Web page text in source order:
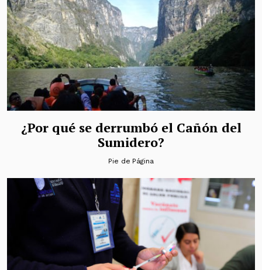
¿Por qué se derrumbó el Cañón del
Sumidero?
Pie de Página